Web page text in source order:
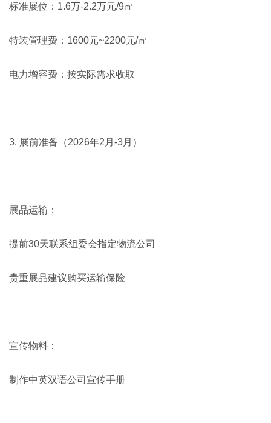
标准展位：1.6万-2.2万元/9㎡
特装管理费：1600元~2200元/㎡
电力增容费：按实际需求收取
3. 展前准备（2026年2月-3月）
展品运输：
提前30天联系组委会指定物流公司
贵重展品建议购买运输保险
宣传物料：
制作中英双语公司宣传手册